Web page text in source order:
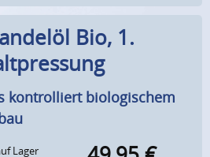
Info Sprachen
Bio, 1.
kontrolliert biologischem
Lager